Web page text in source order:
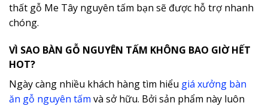
thất gỗ Me Tây nguyên tấm bạn sẽ được hỗ trợ nhanh
chóng.
VÌ SAO BÀN GỖ NGUYÊN TẤM KHÔNG BAO GIỜ HẾT
HOT?
Ngày càng nhiều khách hàng tìm hiểu giá xưởng bàn
ăn gỗ nguyên tấm và sở hữu. Bởi sản phẩm này luôn